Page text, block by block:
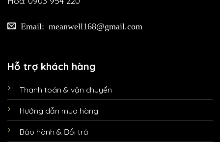
Email: meanwell168@gmail.com
Hỗ trợ khách hàng
Thanh toán & vận chuyển
Hướng dẫn mua hàng
Bảo hành & Đổi trả